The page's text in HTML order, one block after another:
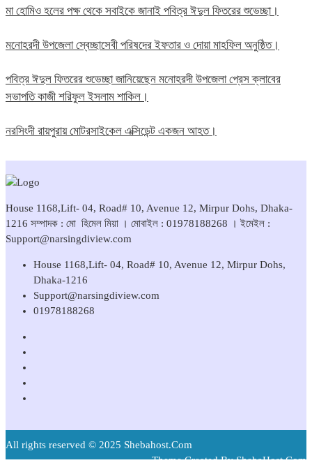
মা হোমিও হলের পক্ষ থেকে সবাইকে জানাই পবিত্র ঈদুল ফিতরের শুভেচ্ছা।
মনোহরদী উপজেলা স্বেচ্ছাসেবী পরিষদের ইফতার ও দোয়া মাহফিল অনুষ্ঠিত।
পবিত্র ঈদুল ফিতরের শুভেচ্ছা জানিয়েছেন মনোহরদী উপজেলা প্রেস ক্লাবের
সভাপতি কাজী শরিফুল ইসলাম শাকিল।
নরসিংদী রায়পুরায় মোটরসাইকেল এক্সিডেন্ট একজন আহত।
House 1168,Lift- 04, Road# 10, Avenue 12, Mirpur Dohs, Dhaka-
1216 সম্পাদক : মো হিমেল মিয়া । মোবাইল : 01978188268 । ইমেইল :
Support@narsingdiview.com
House 1168,Lift- 04, Road# 10, Avenue 12, Mirpur Dohs,
Dhaka-1216
Support@narsingdiview.com
01978188268
All rights reserved © 2025 Shebahost.Com
Theme Created By ShebaHost.Com